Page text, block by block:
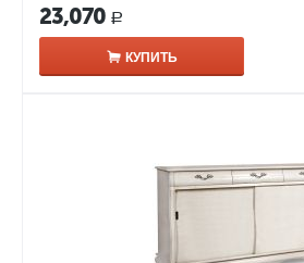
23,070 Р
КУПИТЬ